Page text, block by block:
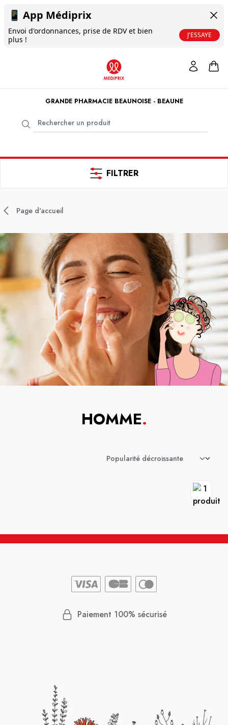
📱 App Médiprix
Envoi d'ordonnances, prise de RDV et bien
plus !
J'ESSAYE
GRANDE PHARMACIE BEAUNOISE - BEAUNE
FILTRER
Page d'accueil
HOMME.
Paiement 100% sécurisé